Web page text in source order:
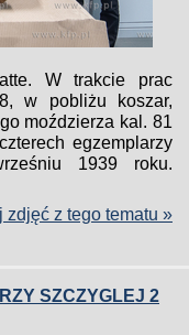
W trakcie prac
w pobliżu koszar,
moździerza kal. 81
egzemplarzy
1939 roku.
zdjęć z tego tematu »
SZCZYGLEJ 2